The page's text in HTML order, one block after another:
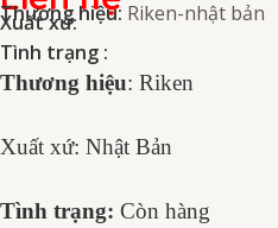
Thương hiệu: Riken-nhật bản
Xuất xứ:
Tình trạng :
Thương hiệu: Riken
Xuất xứ: Nhật Bản
Tình trạng: Còn hàng